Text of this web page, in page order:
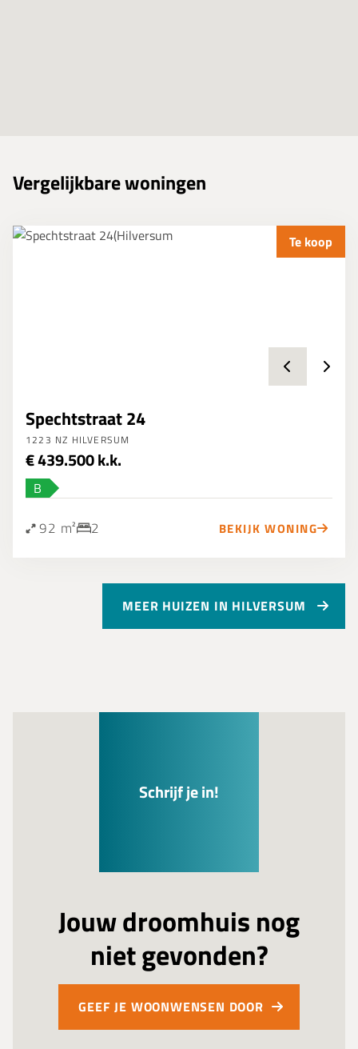
Vergelijkbare woningen
Te koop
1223 NZ HILVERSUM
Spechtstraat 24
€ 439.500 k.k.
B
92 m² 2 BEKIJK WONING
MEER HUIZEN IN HILVERSUM
Schrijf je in!
Jouw droomhuis nog
niet gevonden?
GEEF JE WOONWENSEN DOOR